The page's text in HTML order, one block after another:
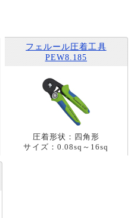
フェルール圧着工具
PEW8.185
圧着形状：四角形
サイズ：0.08sq～16sq